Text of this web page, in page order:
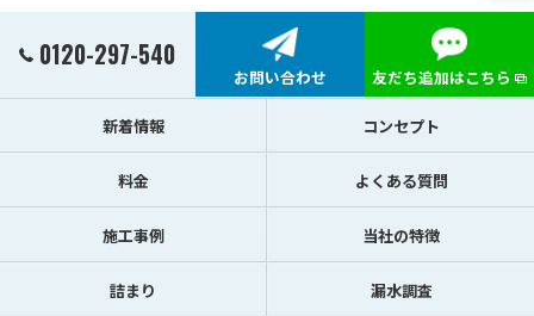
0120-297-540
お問い合わせ 友だち追加はこちら
新着情報 コンセプト
料金 よくある質問
施工事例 当社の特徴
詰まり 漏水調査